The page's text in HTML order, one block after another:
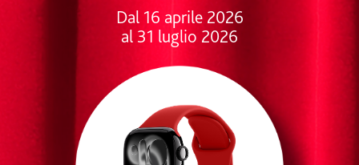
Dal 16 aprile 2026
al 31 luglio 2026